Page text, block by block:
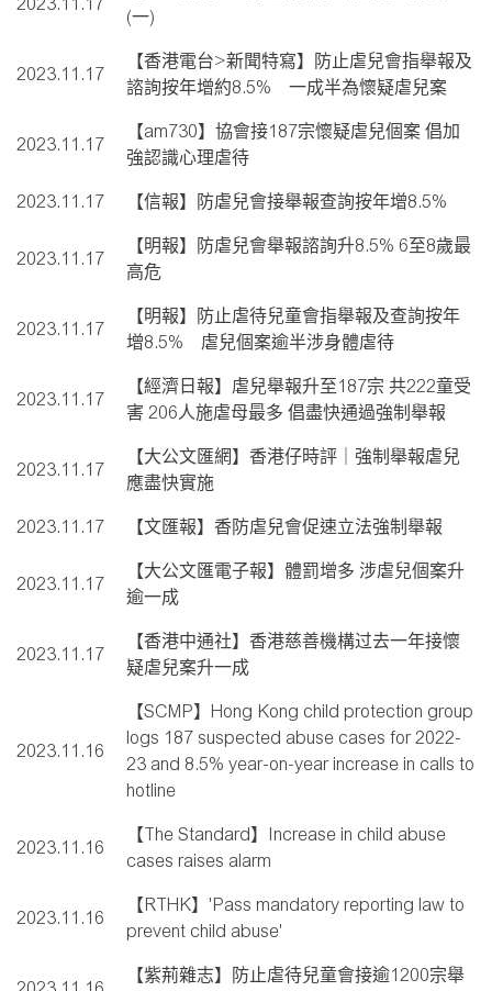
2023.11.17
(一)
2023.11.17
【香港電台>新聞特寫】防止虐兒會指舉報及
諮詢按年增約8.5% 一成半為懷疑虐兒案
2023.11.17
【am730】協會接187宗懷疑虐兒個案 倡加
強認識心理虐待
2023.11.17 【信報】防虐兒會接舉報查詢按年增8.5%
2023.11.17
【明報】防虐兒會舉報諮詢升8.5% 6至8歲最
高危
2023.11.17
【明報】防止虐待兒童會指舉報及查詢按年
增8.5% 虐兒個案逾半涉身體虐待
2023.11.17
【經濟日報】虐兒舉報升至187宗 共222童受
害 206人施虐母最多 倡盡快通過強制舉報
2023.11.17
【大公文匯網】香港仔時評｜強制舉報虐兒
應盡快實施
2023.11.17 【文匯報】香防虐兒會促速立法強制舉報
2023.11.17
【大公文匯電子報】體罰增多 涉虐兒個案升
逾一成
2023.11.17
【香港中通社】香港慈善機構过去一年接懷
疑虐兒案升一成
2023.11.16
【SCMP】Hong Kong child protection group
logs 187 suspected abuse cases for 2022-
23 and 8.5% year-on-year increase in calls to
hotline
2023.11.16
【The Standard】Increase in child abuse
cases raises alarm
2023.11.16
【RTHK】'Pass mandatory reporting law to
prevent child abuse'
【紫荊雜志】防止虐待兒童會接逾1200宗舉